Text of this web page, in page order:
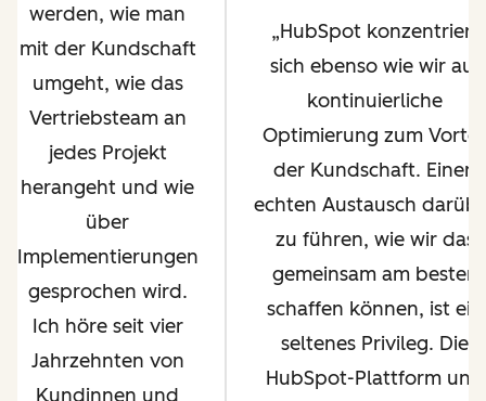
werden, wie man
mit der Kundschaft
umgeht, wie das
Vertriebsteam an
jedes Projekt
herangeht und wie
über
Implementierungen
gesprochen wird.
Ich höre seit vier
Jahrzehnten von
Kundinnen und
HubSpot konzentriert
sich ebenso wie wir auf
kontinuierliche
Optimierung zum
der Kundschaft. Einen
echten Austausch
zu führen, wie wir das
gemeinsam am besten
schaffen können, ist ein
seltenes Privileg. Die
HubSpot-Plattform und